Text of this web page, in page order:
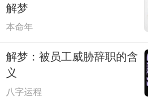
解梦
本命年
解梦：被员工威胁辞职的含
义
八字运程